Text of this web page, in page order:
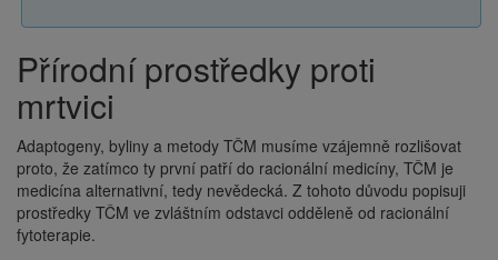
Přírodní prostředky proti
mrtvici
Adaptogeny, byliny a metody TČM musíme vzájemně rozlišovat
proto, že zatímco ty první patří do racionální medicíny, TČM je
medicína alternativní, tedy nevědecká. Z tohoto důvodu popisuji
prostředky TČM ve zvláštním odstavci odděleně od racionální
fytoterapie.